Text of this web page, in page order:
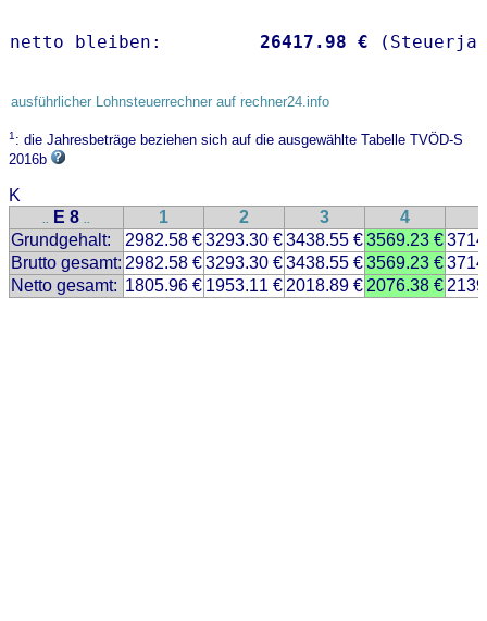
netto bleiben: 26417.98 €
ausführlicher Lohnsteuerrechner auf rechner24.info
1: die Jahresbeträge beziehen sich auf die ausgewählte Tabelle TVÖD-S
2016b
K
.. E 8 .. 1 2 3 4
Grundgehalt:
2982.58 €3293.30 €3438.55 €3569.23 €
Brutto gesamt: 2982.58 €3293.30 €3438.55 €3569.23 €
Netto gesamt: 1805.96 € 1953.11 € 2018.89 € 2076.38 €